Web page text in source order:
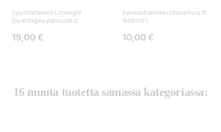
Syyshortensia Limelight
(hydrangea paniculata)
Hinta
15,00 €
Pensashanhikki (dasiphora fr.
'kobold')
Hinta
10,00 €
16 muuta tuotetta samassa kategoriassa: